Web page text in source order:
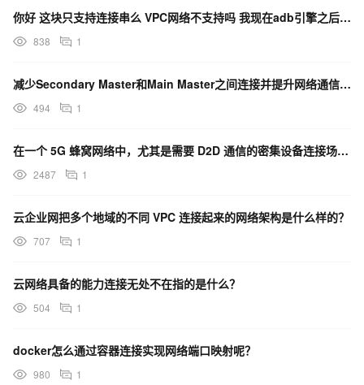
你好 这块只支持连接串么 VPC网络不支持吗 我现在adb引擎之后 可以在表管理新建表 并且可以成功
838 1
减少Secondary Master和Main Master之间连接并提升网络通信效率的关键是什么？
494 1
在一个 5G 蜂窝网络中，尤其是需要 D2D 通信的密集设备连接场景，可以构建哪两个网络通信层？
2487 1
云企业网把多个地域的不同 VPC 连接起来的网络架构是什么样的？
707 1
云网络具备的能力连接无处不在指的是什么？
504 1
docker怎么通过容器连接实现网络端口映射呢？
980 1